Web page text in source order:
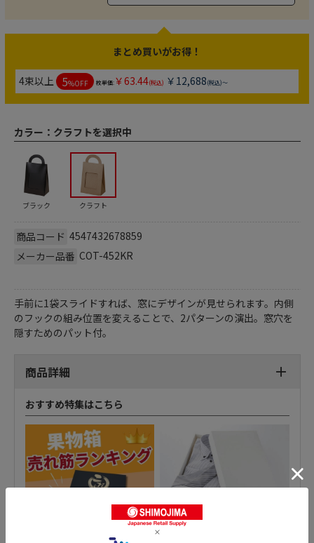
まとめ買いがお得！
4束以上 5%OFF 枚単価:￥63.44(税込) ￥12,688(税込)～
カラー： クラフトを選択中
ブラック クラフト
商品コード 4547432678859
メーカー品番 COT-452KR
手前に1袋スライドすれば、窓にデザインが見せられます。内側
のフックの組み位置を変えることで、2パターンの演出。窓穴を
隠すためのパット付。
商品詳細
おすすめ特集はこちら